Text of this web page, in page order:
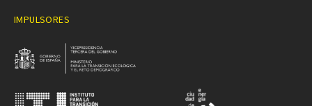
IMPULSORES